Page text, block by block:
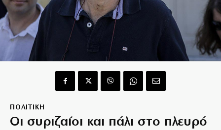
ΠΟΛΙΤΙΚΗ
Οι συριζαίοι και πάλι στο πλευρό